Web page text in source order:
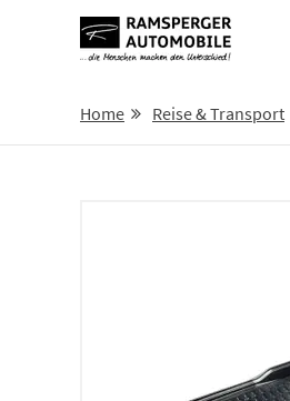
Home Reise & Transport